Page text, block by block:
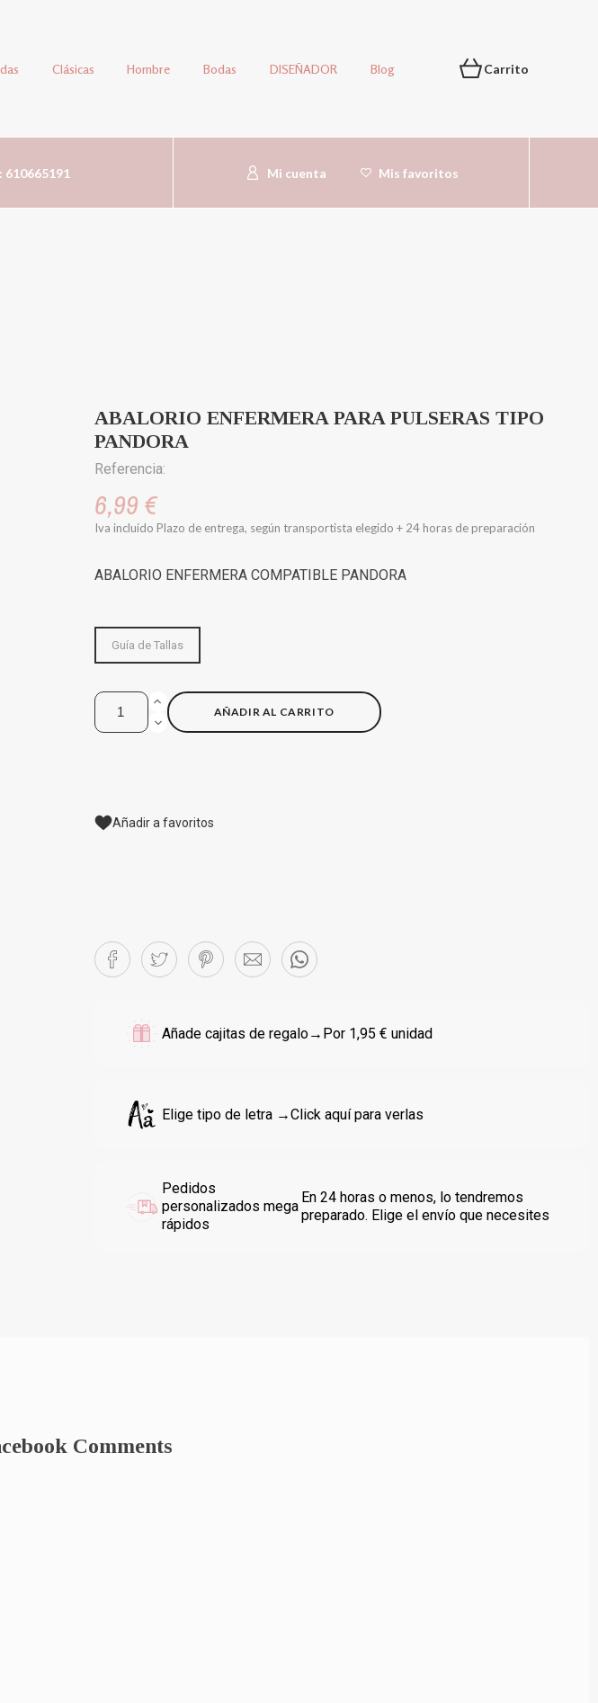
Clásicas Hombre Bodas DISEÑADOR Blog Carrito
Mi cuenta Mis favoritos
ABALORIO ENFERMERA PARA PULSERAS TIPO
PANDORA
Referencia:
6,99 €
Iva incluido Plazo de entrega, según transportista elegido + 24 horas de preparación
ABALORIO ENFERMERA COMPATIBLE PANDORA
Guía de Tallas
AÑADIR AL CARRITO
Añadir a favoritos
Añade cajitas de regalo→Por 1,95 € unidad
Elige tipo de letra →Click aquí para verlas
Pedidos
personalizados mega
rápidos
En 24 horas o menos, lo tendremos
preparado. Elige el envío que necesites
Comments